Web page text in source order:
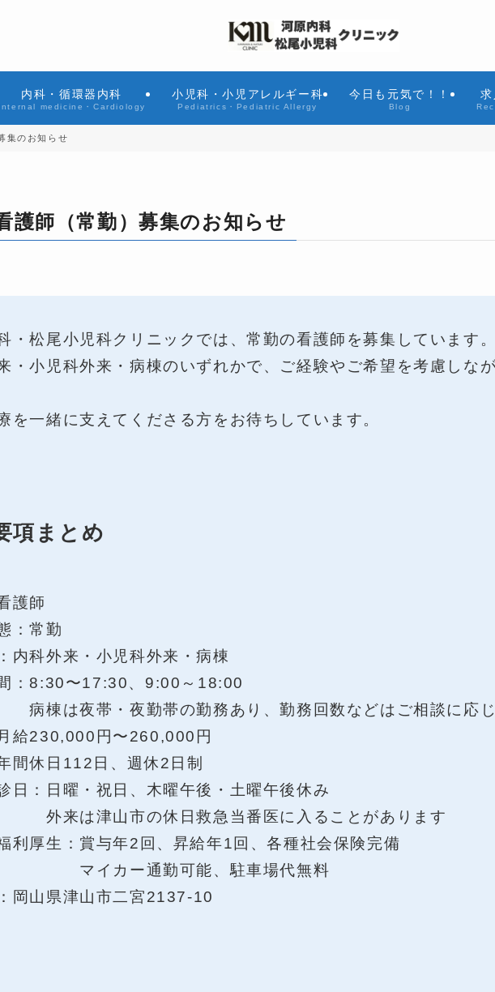
内科・循環器内科
medicine・Cardiology
小児科・小児アレルギー科
Pediatrics・Pediatric Allergy
今日も元気で！！
Blog
集のお知らせ
護師（常勤）募集のお知らせ
・松尾小児科クリニックでは、常勤の看護師を募集しています
・小児科外来・病棟のいずれかで、ご経験やご希望を考慮しな
を一緒に支えてくださる方をお待ちしています。
項まとめ
護師
：常勤
内科外来・小児科外来・病棟
：8:30〜17:30、9:00～18:00
夜帯・夜勤帯の勤務あり、勤務回数などはご相談に応じ
給230,000円〜260,000円
間休日112日、週休2日制
日：日曜・祝日、木曜午後・土曜午後休み
津山市の休日救急当番医に入ることがあります
利厚生：賞与年2回、昇給年1回、各種社会保険完備
カー通勤可能、駐車場代無料
岡山県津山市二宮2137-10